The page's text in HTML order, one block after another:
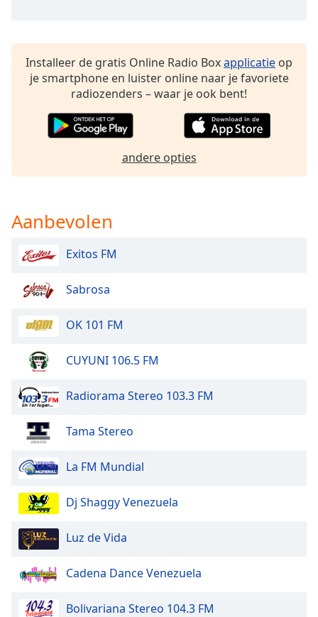
Caption
Size
Style
Reset
Done
Close
Modal
Dialog
window.
Installeer de gratis Online Radio Boxapplicatie op
je smartphone en luister online naar je favoriete
radiozenders – waar je ook bent!
andere opties
Aanbevolen
Exitos FM
Sabrosa
OK 101 FM
CUYUNI 106.5 FM
Radiorama Stereo 103.3 FM
Tama Stereo
La FM Mundial
Dj Shaggy Venezuela
Luz de Vida
Cadena Dance Venezuela
Bolivariana Stereo 104.3 FM